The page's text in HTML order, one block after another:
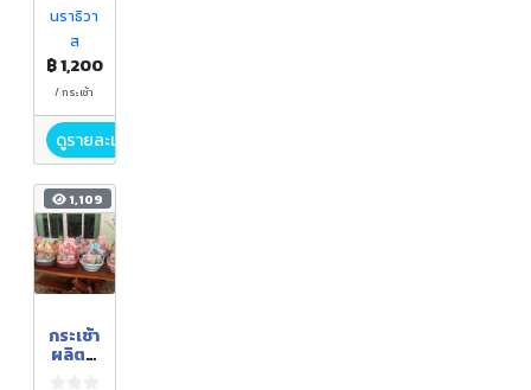
หยีบูโด
น้ำผึ้งบู
โด ชุด
ใหญ่
นราธิวา
ส
฿ 1,200
/ กระเช้า
ดูรายละเอียด
1,109
กระเช้า
ผลิตภั